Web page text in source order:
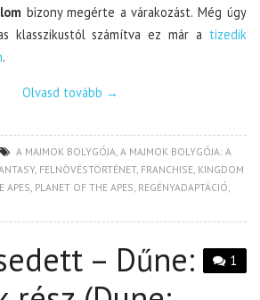
bizony megérte a várakozást. Még úgy
klasszikustól számítva ez már a tizedik
.
Olvasd tovább →
A MAJMOK BOLYGÓJA,A MAJMOK BOLYGÓJA: A
, FELNÖVÉSTÖRTÉNET, FRANCHISE, KINGDOM
APES, PLANET OF THE APES, REGÉNYADAPTÁCIÓ,
1
– Dűne: